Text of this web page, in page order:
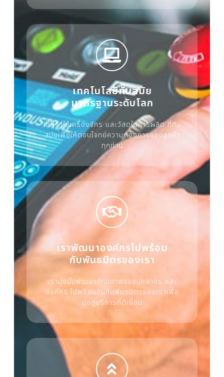
เทคโนโลยีทันสมัย
มาตรฐานระดับโลก
ที่นี่เราใช้เครื่องจักร และวัสดุในการผลิต ที่ทัน
สมัยเพื่อให้ตอบโจทย์ความต้องการของลูกค้า
ทุกท่าน
เราพัฒนาองค์กรไปพร้อม
กับพันธมิตรของเรา
เรามุ่งมั่นพัฒนาศักยภาพของบุคลากร และ
องค์กร ไปพร้อมกันกับพันธมิตรของเราเพื่อ
มุ่งสู่บริการที่ดีเยี่ยม